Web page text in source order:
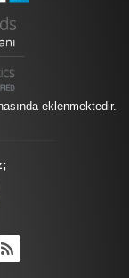
eklenmektedir.